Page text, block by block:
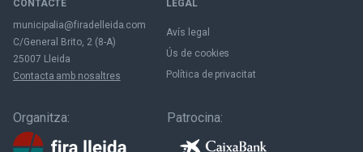
CONTACTE
municipalia@firadelleida.com
C/General Brito, 2 (8-A)
25007 Lleida
Contacta amb nosaltres
LEGAL
Avís legal
Ús de cookies
Política de privacitat
Organitza: Patrocina: